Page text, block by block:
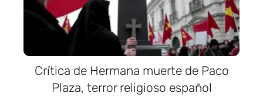
Crítica de Hermana muerte de Paco
Plaza, terror religioso español